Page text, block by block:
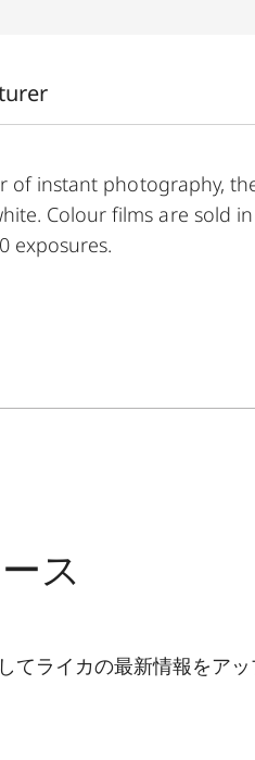
instant photography,
Colour films are sold
exposures.
ス
てライカの最新情報をアッ